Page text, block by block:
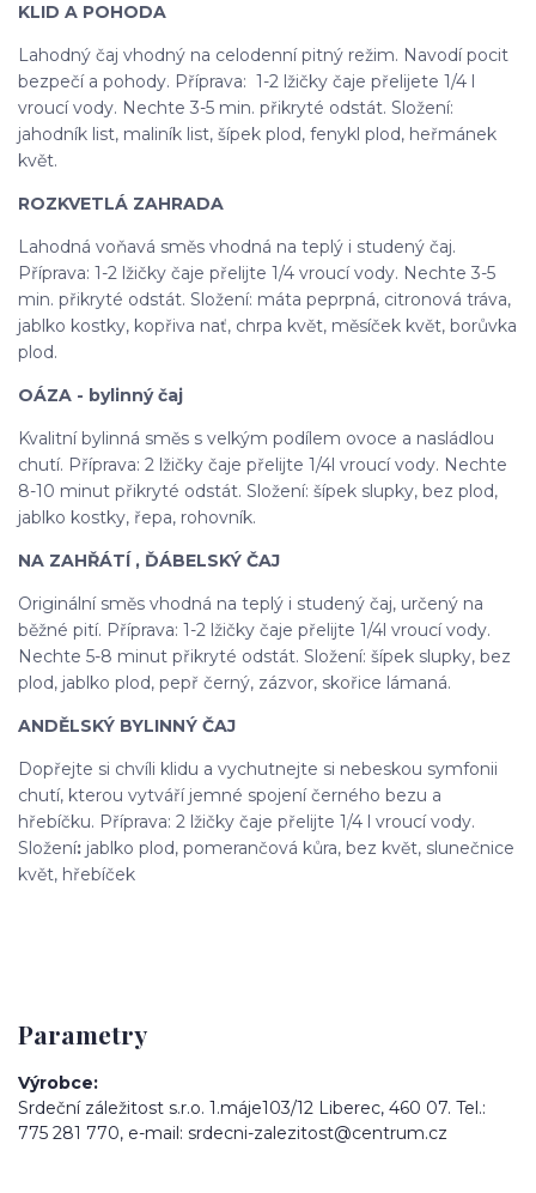
KLID A POHODA
Lahodný čaj vhodný na celodenní pitný režim. Navodí pocit
bezpečí a pohody. Příprava: 1-2 lžičky čaje přelijete 1/4 l
vroucí vody. Nechte 3-5 min. přikryté odstát. Složení:
jahodník list, maliník list, šípek plod, fenykl plod, heřmánek
květ.
ROZKVETLÁ ZAHRADA
Lahodná voňavá směs vhodná na teplý i studený čaj.
Příprava: 1-2 lžičky čaje přelijte 1/4 vroucí vody. Nechte 3-5
min. přikryté odstát. Složení: máta peprpná, citronová tráva,
jablko kostky, kopřiva nať, chrpa květ, měsíček květ, borůvka
plod.
OÁZA - bylinný čaj
Kvalitní bylinná směs s velkým podílem ovoce a nasládlou
chutí. Příprava: 2 lžičky čaje přelijte 1/4l vroucí vody. Nechte
8-10 minut přikryté odstát. Složení: šípek slupky, bez plod,
jablko kostky, řepa, rohovník.
NA ZAHŘÁTÍ , ĎÁBELSKÝ ČAJ
Originální směs vhodná na teplý i studený čaj, určený na
běžné pití. Příprava: 1-2 lžičky čaje přelijte 1/4l vroucí vody.
Nechte 5-8 minut přikryté odstát. Složení: šípek slupky, bez
plod, jablko plod, pepř černý, zázvor, skořice lámaná.
ANDĚLSKÝ BYLINNÝ ČAJ
Dopřejte si chvíli klidu a vychutnejte si nebeskou symfonii
chutí, kterou vytváří jemné spojení černého bezu a
hřebíčku. Příprava: 2 lžičky čaje přelijte 1/4 l vroucí vody.
Složení: jablko plod, pomerančová kůra, bez květ, slunečnice
květ, hřebíček
Parametry
Výrobce
Srdeční záležitost s.r.o. 1.máje103/12 Liberec, 460 07. Tel.:
775 281 770, e-mail: srdecni-zalezitost@centrum.cz